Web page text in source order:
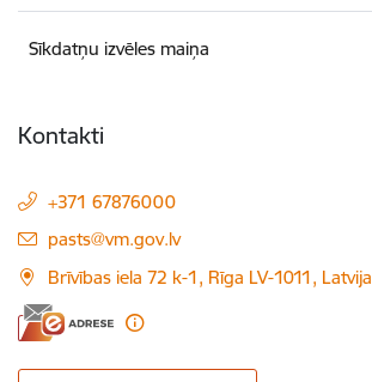
Sīkdatņu izvēles maiņa
Kontakti
+371 67876000
E-pasts:
pasts@vm.gov.lv
Brīvības iela 72 k-1, Rīga LV-1011, Latvija